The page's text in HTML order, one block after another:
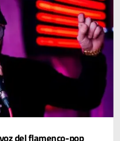
del flamenco-pop